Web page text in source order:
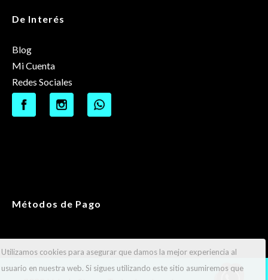
De Interés
Blog
Mi Cuenta
Redes Sociales
Métodos de Pago
Utilizamos cookies para asegurar que damos la mejor experiencia al
usuario en nuestra web. Si sigues utilizando este sitio asumiremos que